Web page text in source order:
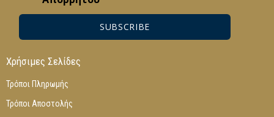
SUBSCRIBE
Χρήσιμες Σελίδες
Τρόποι Πληρωμής
Τρόποι Αποστολής